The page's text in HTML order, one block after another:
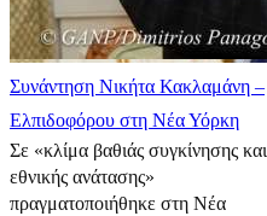
Συνάντηση Νικήτα Κακλαμάνη –
Ελπιδοφόρου στη Νέα Υόρκη
Σε «κλίμα βαθιάς συγκίνησης και
εθνικής ανάτασης»
πραγματοποιήθηκε στη Νέα